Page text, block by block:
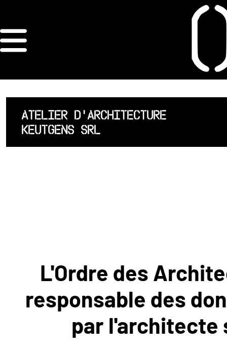
ORDRE DES
ARCHITECTES
ACCUEIL
LISTE DES
NOUS
CONTACTER
ATELIER D'ARCHITECTURE
KEUTGENS SRL
L'Ordre des
responsable des
par l'architecte